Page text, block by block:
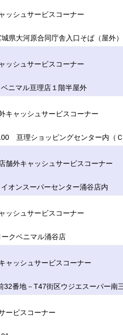
ッシュサービスコーナー
大河原合同庁舎入口そば（屋外）
ッシュサービスコーナー
ニマル亘理店１階半屋外
キャッシュサービスコーナー
亘理ショッピングセンター内（Ｃ
店舗外キャッシュサービスコーナー
オンスーパーセンター涌谷店内
ッシュサービスコーナー
クベニマル涌谷店
ャッシュサービスコーナー
番地－T47街区ウジエスーパー南
ービスコーナー